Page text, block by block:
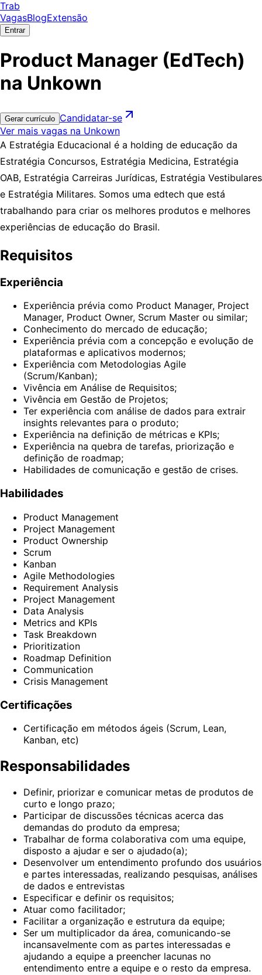
Trab
VagasBlogExtensão
Entrar
Product Manager (EdTech)
na Unkown
Gerar currículo Candidatar-se
Ver mais vagas na Unkown
A Estratégia Educacional é a holding de educação da
Estratégia Concursos, Estratégia Medicina, Estratégia
OAB, Estratégia Carreiras Jurídicas, Estratégia Vestibulares
e Estratégia Militares. Somos uma edtech que está
trabalhando para criar os melhores produtos e melhores
experiências de educação do Brasil.
Requisitos
Experiência
Experiência prévia como Product Manager, Project
Manager, Product Owner, Scrum Master ou similar;
Conhecimento do mercado de educação;
Experiência prévia com a concepção e evolução de
plataformas e aplicativos modernos;
Experiência com Metodologias Agile
(Scrum/Kanban);
Vivência em Análise de Requisitos;
Vivência em Gestão de Projetos;
Ter experiência com análise de dados para extrair
insights relevantes para o produto;
Experiência na definição de métricas e KPIs;
Experiência na quebra de tarefas, priorização e
definição de roadmap;
Habilidades de comunicação e gestão de crises.
Habilidades
Product Management
Project Management
Product Ownership
Scrum
Kanban
Agile Methodologies
Requirement Analysis
Project Management
Data Analysis
Metrics and KPIs
Task Breakdown
Prioritization
Roadmap Definition
Communication
Crisis Management
Certificações
Certificação em métodos ágeis (Scrum, Lean,
Kanban, etc)
Responsabilidades
Definir, priorizar e comunicar metas de produtos de
curto e longo prazo;
Participar de discussões técnicas acerca das
demandas do produto da empresa;
Trabalhar de forma colaborativa com uma equipe,
disposto a ajudar e ser o ajudado(a);
Desenvolver um entendimento profundo dos usuários
e partes interessadas, realizando pesquisas, análises
de dados e entrevistas
Especificar e definir os requisitos;
Atuar como facilitador;
Facilitar a organização e estrutura da equipe;
Ser um multiplicador da área, comunicando-se
incansavelmente com as partes interessadas e
ajudando a equipe a preencher lacunas no
entendimento entre a equipe e o resto da empresa.